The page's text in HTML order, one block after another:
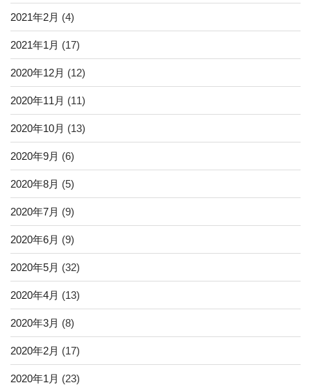
2021年2月 (4)
2021年1月 (17)
2020年12月 (12)
2020年11月 (11)
2020年10月 (13)
2020年9月 (6)
2020年8月 (5)
2020年7月 (9)
2020年6月 (9)
2020年5月 (32)
2020年4月 (13)
2020年3月 (8)
2020年2月 (17)
2020年1月 (23)